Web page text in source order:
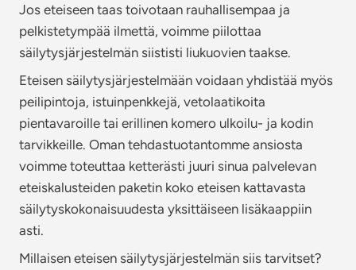
Jos eteiseen taas toivotaan rauhallisempaa ja
pelkistetympää ilmettä, voimme piilottaa
säilytysjärjestelmän siististi liukuovien taakse.
Eteisen säilytysjärjestelmään voidaan yhdistää myös
peilipintoja, istuinpenkkejä, vetolaatikoita
pientavaroille tai erillinen komero ulkoilu- ja kodin
tarvikkeille. Oman tehdastuotantomme ansiosta
voimme toteuttaa ketterästi juuri sinua palvelevan
eteiskalusteiden paketin koko eteisen kattavasta
säilytyskokonaisuudesta yksittäiseen lisäkaappiin
asti.
Millaisen eteisen säilytysjärjestelmän siis tarvitset?